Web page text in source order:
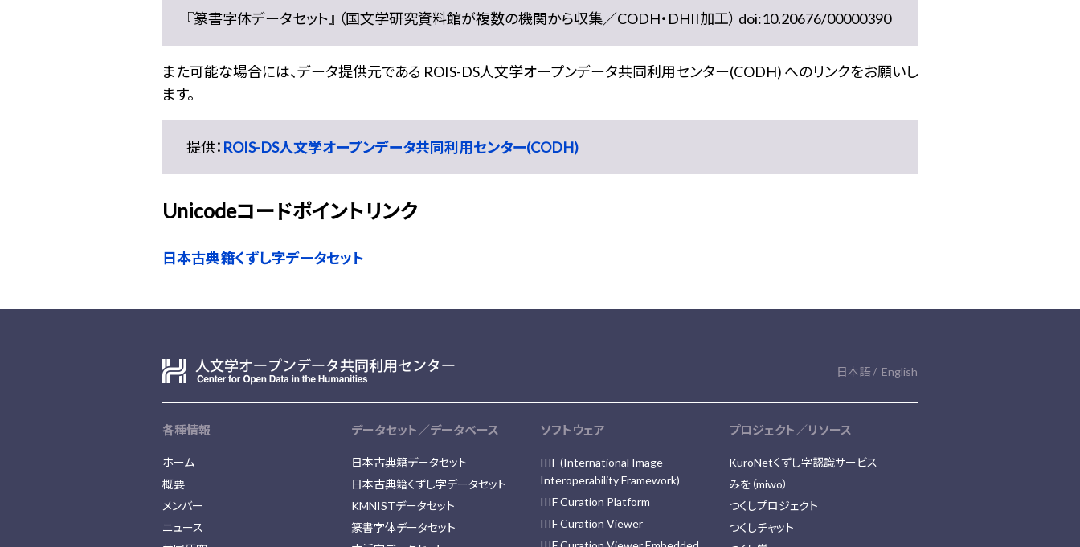
『篆書字体データセット』 （国文学研究資料館が複数の機関から収集／CODH・DHII加工） doi:10.20676/00000390
また可能な場合には、データ提供元である ROIS-DS人文学オープンデータ共同利用センター(CODH) へのリンクをお願いし
ます。
提供： ROIS-DS人文学オープンデータ共同利用センター(CODH)
Unicodeコードポイントリンク
日本古典籍くずし字データセット
日本語 English
各種情報
ホーム
概要
メンバー
ニュース
データセット／データベース
日本古典籍データセット
日本古典籍くずし字データセット
KMNISTデータセット
篆書字体データセット
ソフトウェア
IIIF (International Image
Interoperability Framework)
IIIF Curation Platform
IIIF Curation Viewer
プロジェクト／リソース
KuroNetくずし字認識サービス
みを（miwo）
つくしプロジェクト
つくしチャット